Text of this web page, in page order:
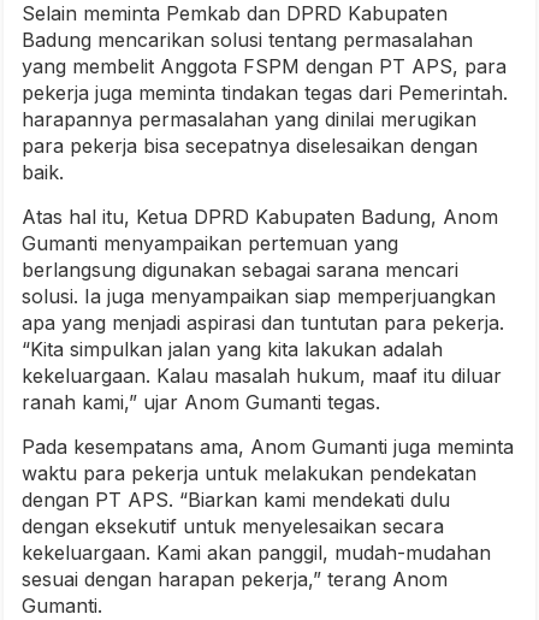
Selain meminta Pemkab dan DPRD Kabupaten
Badung mencarikan solusi tentang permasalahan
yang membelit Anggota FSPM dengan PT APS, para
pekerja juga meminta tindakan tegas dari Pemerintah.
harapannya permasalahan yang dinilai merugikan
para pekerja bisa secepatnya diselesaikan dengan
baik.
Atas hal itu, Ketua DPRD Kabupaten Badung, Anom
Gumanti menyampaikan pertemuan yang
berlangsung digunakan sebagai sarana mencari
solusi. Ia juga menyampaikan siap memperjuangkan
apa yang menjadi aspirasi dan tuntutan para pekerja.
“Kita simpulkan jalan yang kita lakukan adalah
kekeluargaan. Kalau masalah hukum, maaf itu diluar
ranah kami,” ujar Anom Gumanti tegas.
Pada kesempatans ama, Anom Gumanti juga meminta
waktu para pekerja untuk melakukan pendekatan
dengan PT APS. “Biarkan kami mendekati dulu
dengan eksekutif untuk menyelesaikan secara
kekeluargaan. Kami akan panggil, mudah-mudahan
sesuai dengan harapan pekerja,” terang Anom
Gumanti.